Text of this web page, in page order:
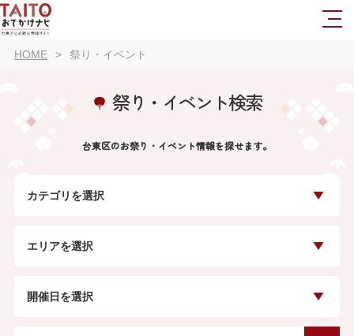
HOME 祭り・イベント
祭り・イベント検索
台東区のお祭り・イベント情報を探せます。
カテゴリを選択
エリアを選択
開催日を選択